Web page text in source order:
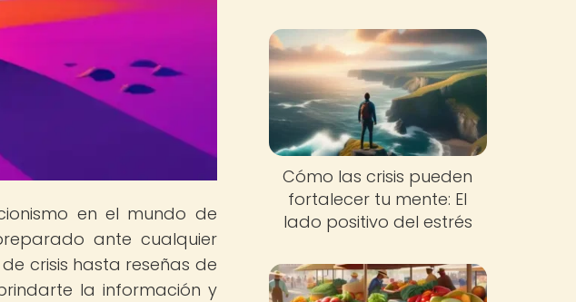
en el mundo de
ante cualquier
crisis hasta reseñas de
la información y
Cómo las crisis pueden
fortalecer tu mente: El
lado positivo del estrés